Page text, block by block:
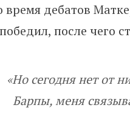
время дебатов
после чего
«Но сегодня нет от
Барпы, меня